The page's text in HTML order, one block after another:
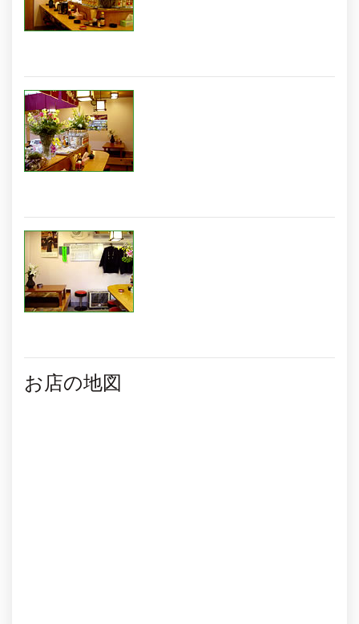
お店の地図